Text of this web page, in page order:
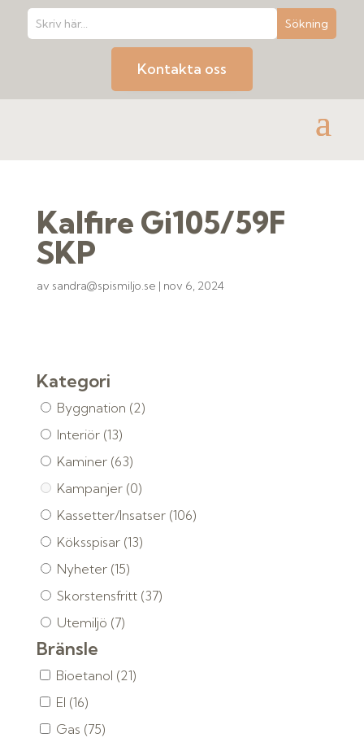
Kontakta oss
Kalfire Gi105/59F
SKP
av sandra@spismiljo.se | nov 6, 2024
Kategori
Byggnation (2)
Interiör (13)
Kaminer (63)
Kampanjer (0)
Kassetter/Insatser (106)
Köksspisar (13)
Nyheter (15)
Skorstensfritt (37)
Utemiljö (7)
Bränsle
Bioetanol (21)
El (16)
Gas (75)